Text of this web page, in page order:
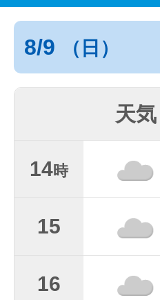
8/9 （日）
天気
14時
15
16